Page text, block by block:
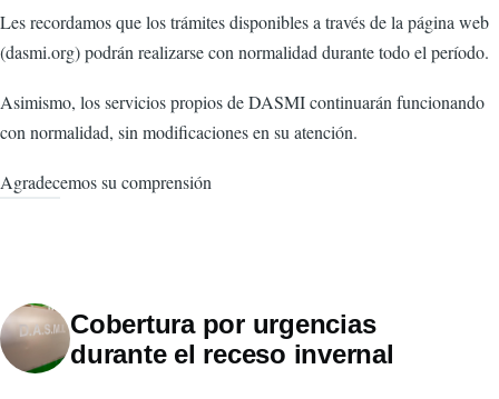
Les recordamos que los trámites disponibles a través de la página web
(dasmi.org) podrán realizarse con normalidad durante todo el período.
Asimismo, los servicios propios de DASMI continuarán funcionando
con normalidad, sin modificaciones en su atención.
Agradecemos su comprensión
Cobertura por urgencias
durante el receso invernal